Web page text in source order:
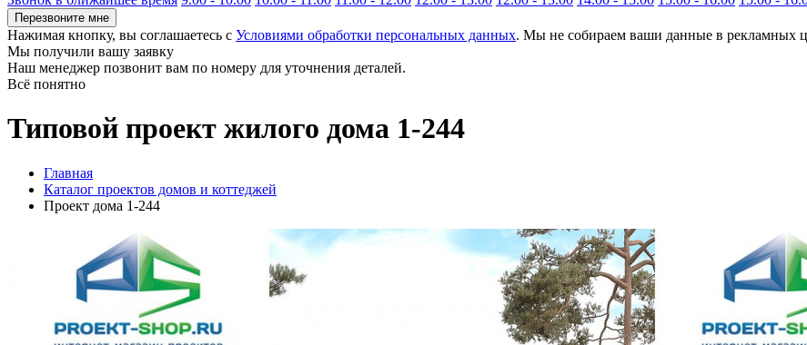
Перезвоните мне
Нажимая кнопку, вы соглашаетесь с Условиями обработки персональных данных. Мы не собираем ваши данные в рекламных
Мы получили вашу заявку
Наш менеджер позвонит вам по номеру для уточнения деталей.
Всё понятно
Типовой проект жилого дома 1-244
Главная
Каталог проектов домов и коттеджей
Проект дома 1-244